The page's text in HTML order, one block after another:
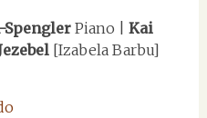
Spengler Piano | Kai
[Izabela Barbu]